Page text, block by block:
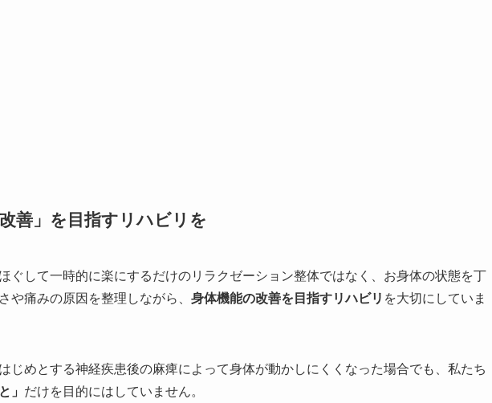
善」を目指すリハビリを
ぐして一時的に楽にするだけのリラクゼーション整体ではなく、お身体の状態を丁
痛みの原因を整理しながら、 身体機能の改善を目指すリハビリ を大切にしていま
じめとする神経疾患後の麻痺によって身体が動かしにくくなった場合でも、私たち
」 だけを目的にはしていません。